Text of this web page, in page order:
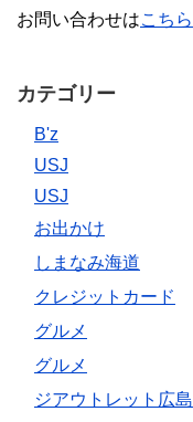
お問い合わせはこちら
カテゴリー
B'z
USJ
USJ
お出かけ
しまなみ海道
クレジットカード
グルメ
グルメ
ジアウトレット広島